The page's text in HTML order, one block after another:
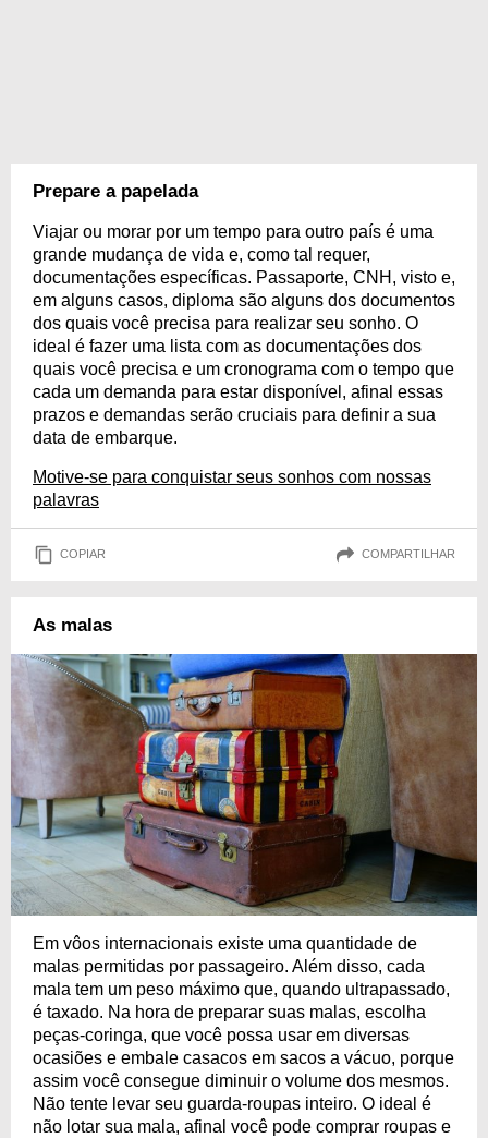
Prepare a papelada
Viajar ou morar por um tempo para outro país é uma
grande mudança de vida e, como tal requer,
documentações específicas. Passaporte, CNH, visto e,
em alguns casos, diploma são alguns dos documentos
dos quais você precisa para realizar seu sonho. O
ideal é fazer uma lista com as documentações dos
quais você precisa e um cronograma com o tempo que
cada um demanda para estar disponível, afinal essas
prazos e demandas serão cruciais para definir a sua
data de embarque.
Motive-se para conquistar seus sonhos com nossas
palavras
COPIAR COMPARTILHAR
As malas
Em vôos internacionais existe uma quantidade de
malas permitidas por passageiro. Além disso, cada
mala tem um peso máximo que, quando ultrapassado,
é taxado. Na hora de preparar suas malas, escolha
peças-coringa, que você possa usar em diversas
ocasiões e embale casacos em sacos a vácuo, porque
assim você consegue diminuir o volume dos mesmos.
Não tente levar seu guarda-roupas inteiro. O ideal é
não lotar sua mala, afinal você pode comprar roupas e